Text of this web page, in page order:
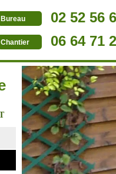
Bureau 02 52 56
Chantier 06 64 71